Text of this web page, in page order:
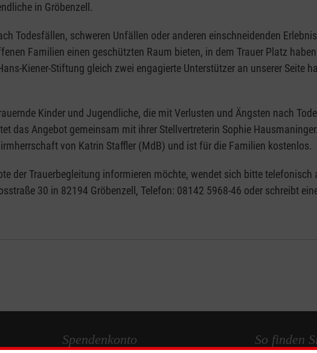
in Gröbenzell.
Todesfällen, schweren Unfällen oder anderen einschneidenden
Familien einen geschützten Raum bieten, in dem Trauer Platz
Kiener-Stiftung gleich zwei engagierte Unterstützer an unserer Seite
Kinder und Jugendliche, die mit Verlusten und Ängsten nach
das Angebot gemeinsam mit ihrer Stellvertreterin Sophie
von Katrin Staffler (MdB) und ist für die Familien kostenlos.
der Trauerbegleitung informieren möchte, wendet sich bitte telefonisch
30 in 82194 Gröbenzell, Telefon: 08142 5968-46 oder schreibt
Spendenkonto So finden